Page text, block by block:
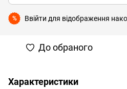
% Ввійти для відображення
До обраного
Характеристики